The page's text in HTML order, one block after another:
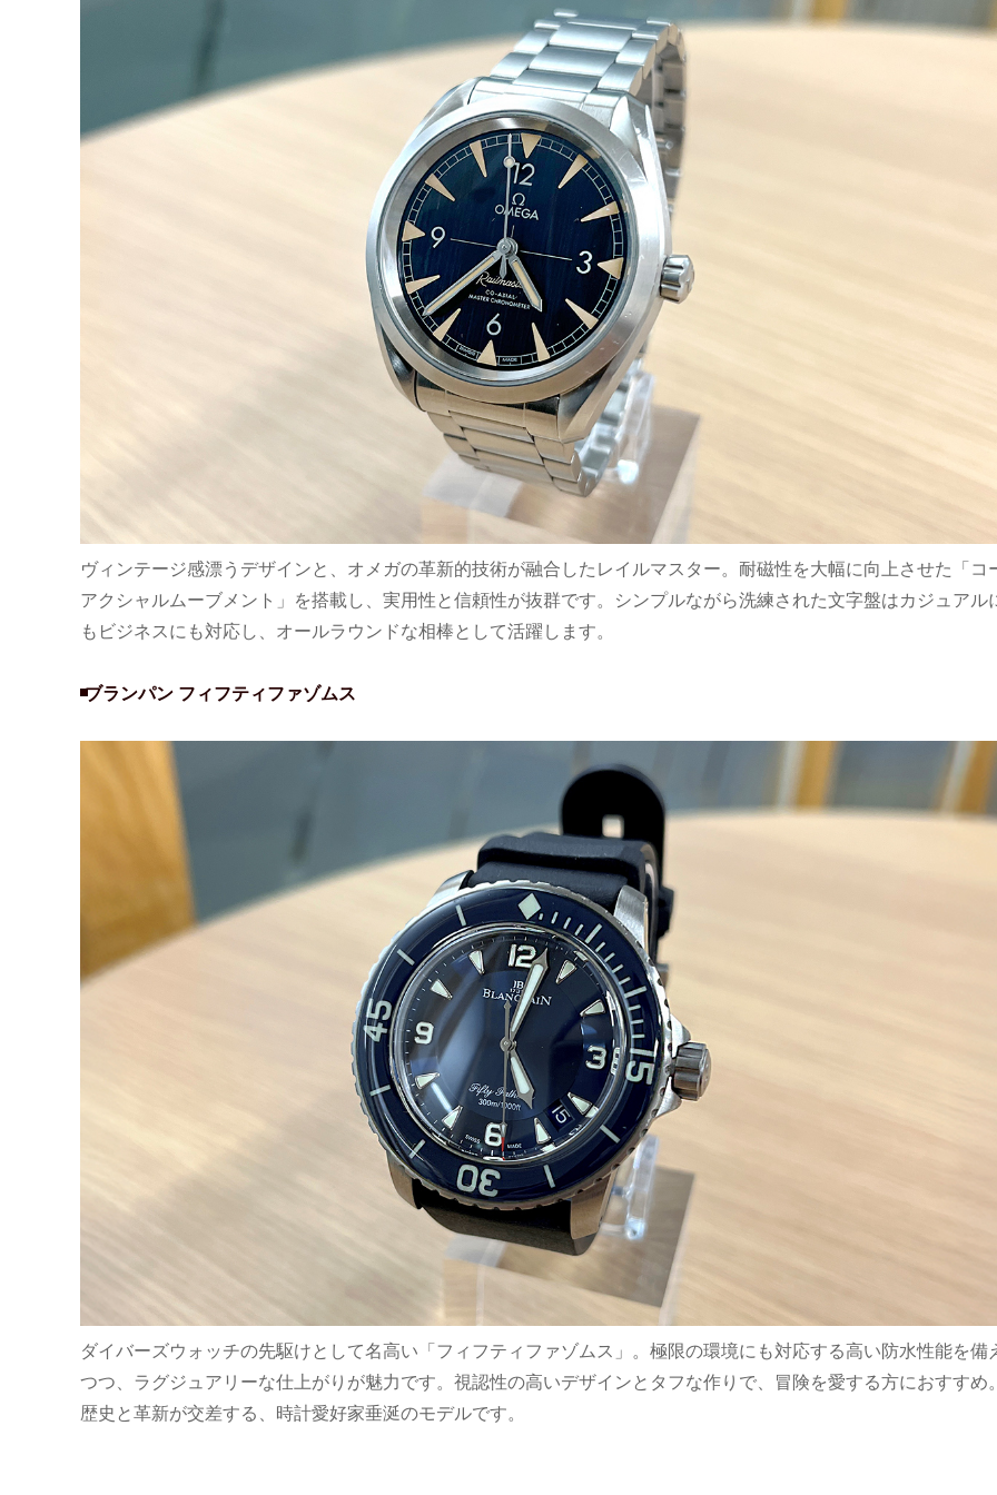
ヴィンテージ感漂うデザインと、オメガの革新的技術が融合したレイルマスター。耐磁性を大幅に向上させた「コ
アクシャルムーブメント」を搭載し、実用性と信頼性が抜群です。シンプルながら洗練された文字盤はカジュアル
もビジネスにも対応し、オールラウンドな相棒として活躍します。
ブランパン フィフティファゾムス
ダイバーズウォッチの先駆けとして名高い「フィフティファゾムス」。極限の環境にも対応する高い防水性能を備
つつ、ラグジュアリーな仕上がりが魅力です。視認性の高いデザインとタフな作りで、冒険を愛する方におすすめ
歴史と革新が交差する、時計愛好家垂涎のモデルです。